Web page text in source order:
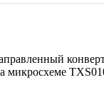
микросхеме